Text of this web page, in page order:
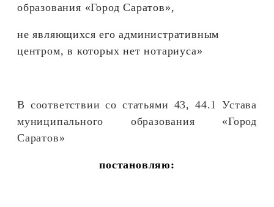
образования «Город Саратов»,
не являющихся его административным
центром, в которых нет нотариуса»
В соответствии со статьями 43, 44.1 Устава
муниципального образования «Город
Саратов»
постановляю: